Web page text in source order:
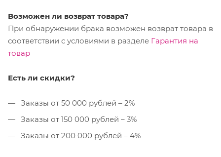
Возможен ли возврат товара?
При обнаружении брака возможен возврат товара в
соответствии с условиями в разделе Гарантия на
товар
Есть ли скидки?
Заказы от 50 000 рублей – 2%
Заказы от 150 000 рублей – 3%
Заказы от 200 000 рублей – 4%